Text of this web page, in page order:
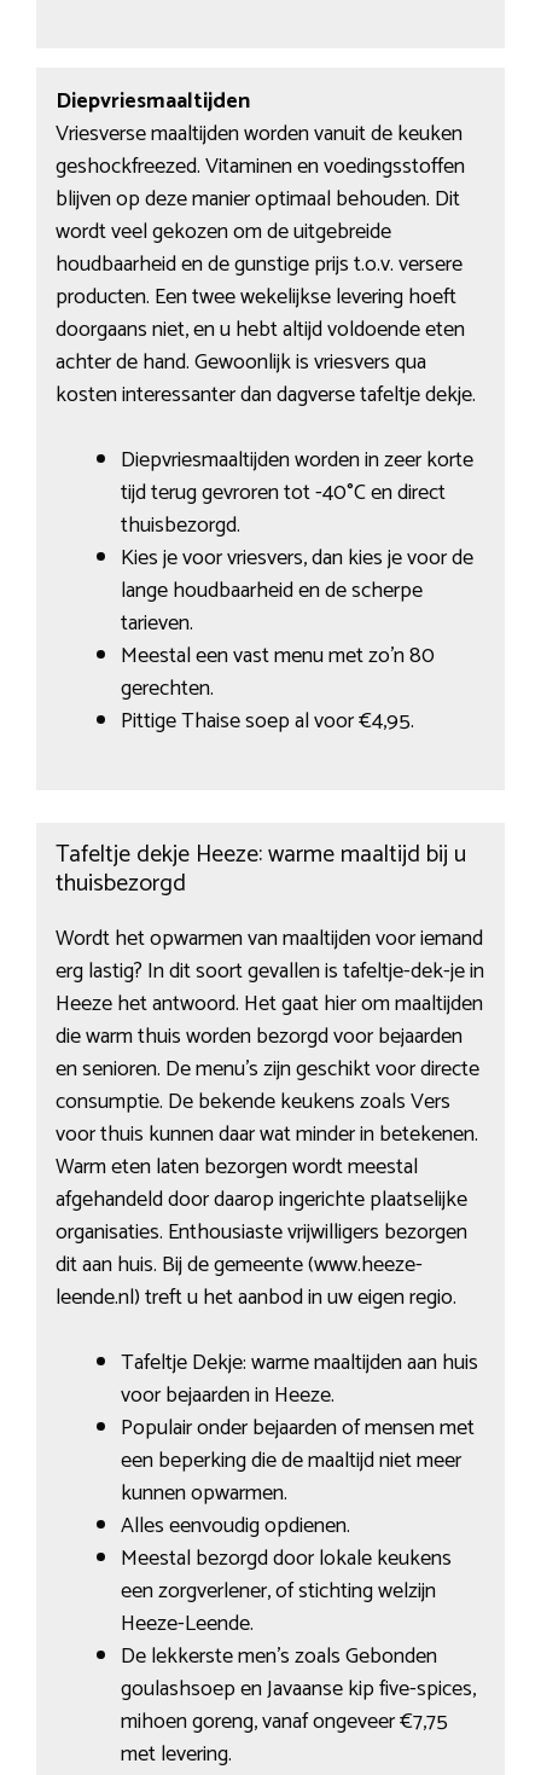
Diepvriesmaaltijden
Vriesverse maaltijden worden vanuit de keuken
geshockfreezed. Vitaminen en voedingsstoffen
blijven op deze manier optimaal behouden. Dit
wordt veel gekozen om de uitgebreide
houdbaarheid en de gunstige prijs t.o.v. versere
producten. Een twee wekelijkse levering hoeft
doorgaans niet, en u hebt altijd voldoende eten
achter de hand. Gewoonlijk is vriesvers qua
kosten interessanter dan dagverse tafeltje dekje.
Diepvriesmaaltijden worden in zeer korte
tijd terug gevroren tot -40°C en direct
thuisbezorgd.
Kies je voor vriesvers, dan kies je voor de
lange houdbaarheid en de scherpe
tarieven.
Meestal een vast menu met zo’n 80
gerechten.
Pittige Thaise soep al voor €4,95.
Tafeltje dekje Heeze: warme maaltijd bij u
thuisbezorgd
Wordt het opwarmen van maaltijden voor iemand
erg lastig? In dit soort gevallen is tafeltje-dek-je in
Heeze het antwoord. Het gaat hier om maaltijden
die warm thuis worden bezorgd voor bejaarden
en senioren. De menu’s zijn geschikt voor directe
consumptie. De bekende keukens zoals Vers
voor thuis kunnen daar wat minder in betekenen.
Warm eten laten bezorgen wordt meestal
afgehandeld door daarop ingerichte plaatselijke
organisaties. Enthousiaste vrijwilligers bezorgen
dit aan huis. Bij de gemeente (www.heeze-
leende.nl) treft u het aanbod in uw eigen regio.
Tafeltje Dekje: warme maaltijden aan huis
voor bejaarden in Heeze.
Populair onder bejaarden of mensen met
een beperking die de maaltijd niet meer
kunnen opwarmen.
Alles eenvoudig opdienen.
Meestal bezorgd door lokale keukens
een zorgverlener, of stichting welzijn
Heeze-Leende.
De lekkerste men’s zoals Gebonden
goulashsoep en Javaanse kip five-spices,
mihoen goreng, vanaf ongeveer €7,75
met levering.